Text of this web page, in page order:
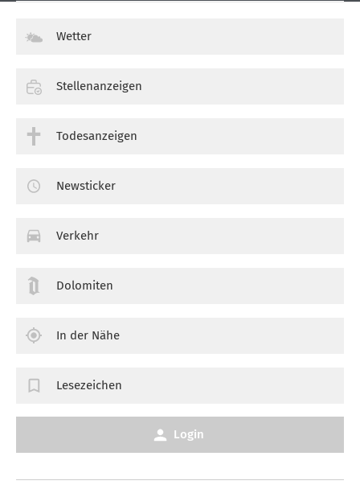
Wetter
Stellenanzeigen
Todesanzeigen
Newsticker
Verkehr
Dolomiten
In der Nähe
Lesezeichen
Login